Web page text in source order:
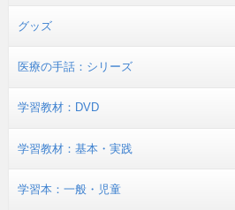
グッズ
医療の手話：シリーズ
学習教材：DVD
学習教材：基本・実践
学習本：一般・児童